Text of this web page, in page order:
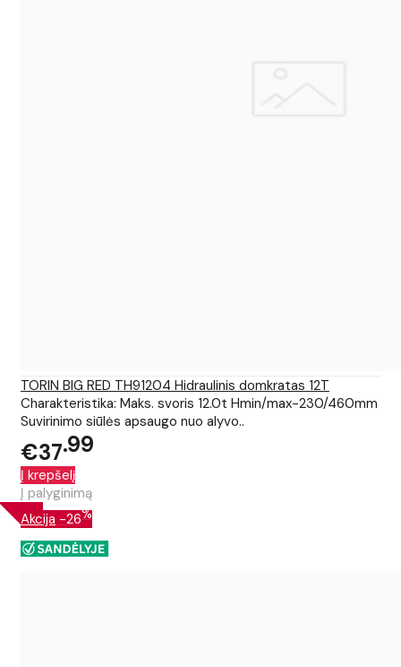
TORIN BIG RED TH91204 Hidraulinis domkratas 12T
Charakteristika: Maks. svoris 12.0t Hmin/max-230/460mm
Suvirinimo siūlės apsaugo nuo alyvo..
€37 99
Į krepšelį
Į palyginimą
Akcija -26%